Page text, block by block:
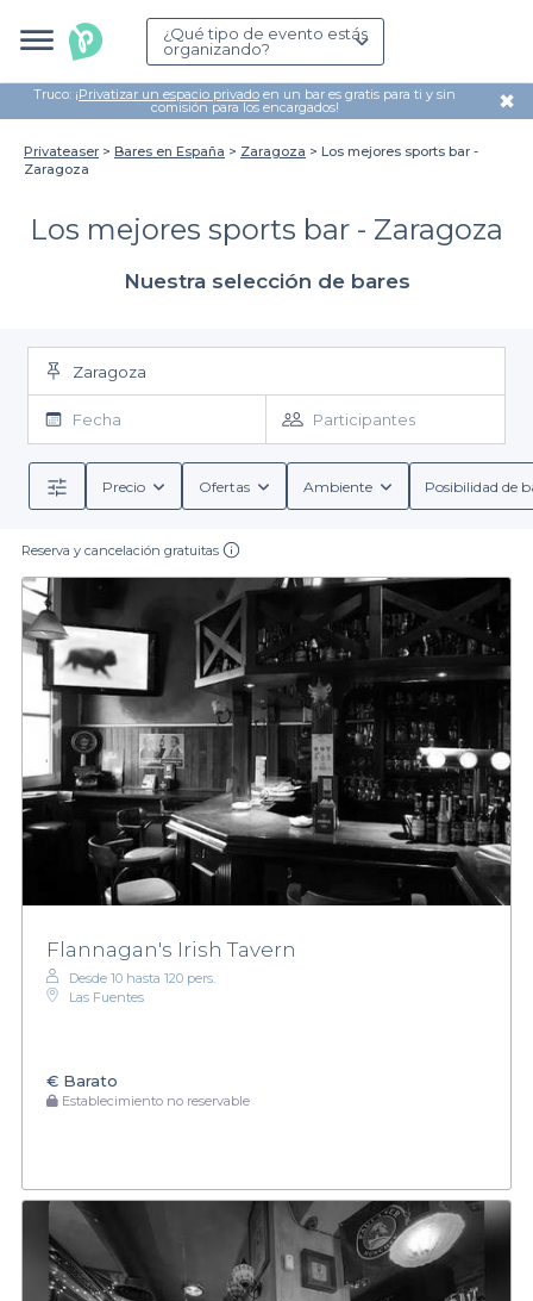
¿Qué tipo de evento estás
organizando?
Truco: ¡Privatizar un espacio privado en un bar es gratis para ti y sin
comisión para los encargados! ✖
Privateaser Bares en España Zaragoza
Los mejores sports bar -
Zaragoza
Los mejores sports bar - Zaragoza
Nuestra selección de bares
Zaragoza
Fecha Participantes
Precio Ofertas Ambiente Posibilidad de
Reserva y cancelación gratuitas
Flannagan's Irish Tavern
Desde 10 hasta 120 pers.
Las Fuentes
€ Barato
Establecimiento no reservable